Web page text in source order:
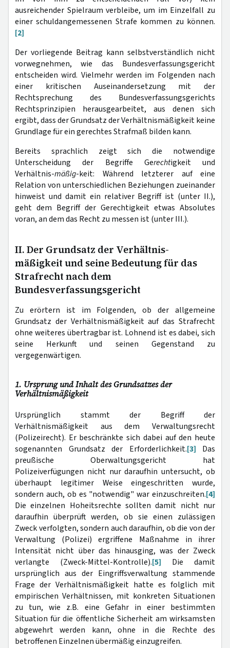
ausreichender Spielraum verbleibe, um im Einzelfall zu
einer schuldangemessenen Strafe kommen zu können.
[2]
Der vorliegende Beitrag kann selbstverständlich nicht
vorwegnehmen, wie das Bundesverfassungsgericht
entscheiden wird. Vielmehr werden im Folgenden nach
einer kritischen Auseinandersetzung mit der
Rechtsprechung des Bundesverfassungsgerichts
Rechtsprinzipien herausgearbeitet, aus denen sich
ergibt, dass der Grundsatz der Verhältnismäßigkeit keine
Grundlage für ein gerechtes Strafmaß bilden kann.
Bereits sprachlich zeigt sich die notwendige
Unterscheidung der Begriffe Gerechtigkeit und
Verhältnis-mäßig-keit: Während letzterer auf eine
Relation von unterschiedlichen Beziehungen zueinander
hinweist und damit ein relativer Begriff ist (unter II.),
geht dem Begriff der Gerechtigkeit etwas Absolutes
voran, an dem das Recht zu messen ist (unter III.).
II. Der Grundsatz der Verhältnis-
mäßigkeit und seine Bedeutung für das
Strafrecht nach dem
Bundesverfassungsgericht
Zu erörtern ist im Folgenden, ob der allgemeine
Grundsatz der Verhältnismäßigkeit auf das Strafrecht
ohne weiteres übertragbar ist. Lohnend ist es dabei, sich
seine Herkunft und seinen Gegenstand zu
vergegenwärtigen.
1. Ursprung und Inhalt des Grundsatzes der
Verhältnismäßigkeit
Ursprünglich stammt der Begriff der
Verhältnismäßigkeit aus dem Verwaltungsrecht
(Polizeirecht). Er beschränkte sich dabei auf den heute
sogenannten Grundsatz der Erforderlichkeit.[3] Das
preußische Oberwaltungsgericht hat
Polizeiverfügungen nicht nur daraufhin untersucht, ob
überhaupt legitimer Weise eingeschritten wurde,
sondern auch, ob es "notwendig" war einzuschreiten.[4]
Die einzelnen Hoheitsrechte sollten damit nicht nur
daraufhin überprüft werden, ob sie einen zulässigen
Zweck verfolgten, sondern auch daraufhin, ob die von der
Verwaltung (Polizei) ergriffene Maßnahme in ihrer
Intensität nicht über das hinausging, was der Zweck
verlangte (Zweck-Mittel-Kontrolle).[5] Die damit
ursprünglich aus der Eingriffsverwaltung stammende
Frage der Verhältnismäßigkeit hatte es folglich mit
empirischen Verhältnissen, mit konkreten Situationen
zu tun, wie z.B. eine Gefahr in einer bestimmten
Situation für die öffentliche Sicherheit am wirksamsten
abgewehrt werden kann, ohne in die Rechte des
betroffenen Einzelnen übermäßig einzugreifen.